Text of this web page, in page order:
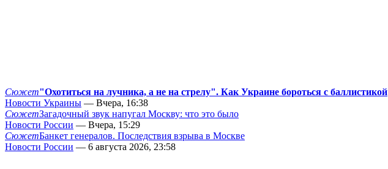
Сюжет"Охотиться на лучника, а не на стрелу". Как Украине бороться с баллистикой
Новости Украины — Вчера, 16:38
СюжетЗагадочный звук напугал Москву: что это было
Новости России — Вчера, 15:29
СюжетБанкет генералов. Последствия взрыва в Москве
Новости России — 6 августа 2026, 23:58